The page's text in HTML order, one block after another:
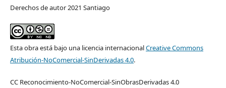
Derechos de autor 2021 Santiago
Esta obra está bajo una licencia internacionalCreative Commons
Atribución-NoComercial-SinDerivadas 4.0.
CC Reconocimiento-NoComercial-SinObrasDerivadas 4.0